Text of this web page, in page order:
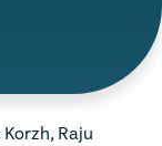
Raju